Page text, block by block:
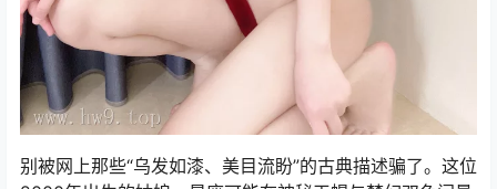
别被网上那些“乌发如漆、美目流盼”的古典描述骗了。这位